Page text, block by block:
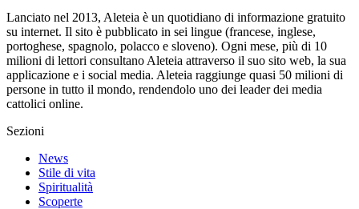
Lanciato nel 2013, Aleteia è un quotidiano di informazione gratuito
su internet. Il sito è pubblicato in sei lingue (francese, inglese,
portoghese, spagnolo, polacco e sloveno). Ogni mese, più di 10
milioni di lettori consultano Aleteia attraverso il suo sito web, la sua
applicazione e i social media. Aleteia raggiunge quasi 50 milioni di
persone in tutto il mondo, rendendolo uno dei leader dei media
cattolici online.
Sezioni
News
Stile di vita
Spiritualità
Scoperte